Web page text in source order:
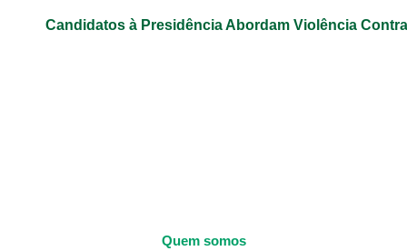
Candidatos à Presidência Abordam Violência
Quem somos